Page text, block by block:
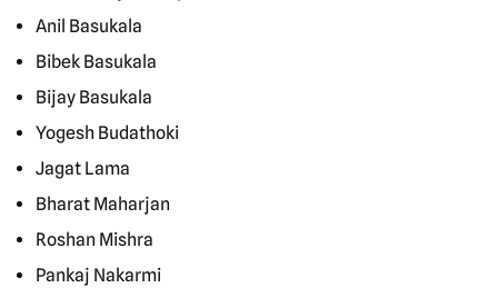
Anil Basukala
Bibek Basukala
Bijay Basukala
Yogesh Budathoki
Jagat Lama
Bharat Maharjan
Roshan Mishra
Pankaj Nakarmi